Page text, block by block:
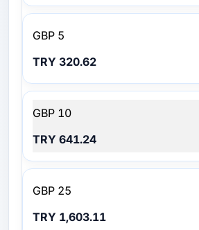
5 GBP
320.62 TRY
10 GBP
641.24 TRY
25 GBP
1,603.11 TRY